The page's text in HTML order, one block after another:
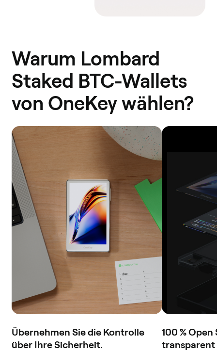
Warum Lombard
Staked BTC-Wallets
von OneKey wählen?
Übernehmen Sie die Kontrolle
über Ihre Sicherheit.
100 %
transparent